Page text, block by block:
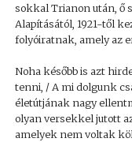
sokkal Trianon után, ő
Alapításától, 1921-től
folyóiratnak, amely az
Noha később is azt
tenni, / A mi dolgunk
életútjának nagy
olyan versekkel jutott
amelyek nem voltak